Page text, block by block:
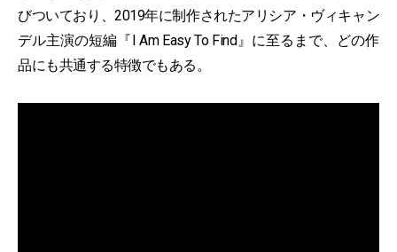
びついており、2019年に制作されたアリシア・ヴィキャン
デル主演の短編『I Am Easy To Find』に至るまで、どの作
品にも共通する特徴でもある。